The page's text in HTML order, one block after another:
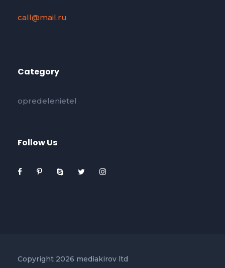
call@mail.ru
Category
opredelenietel
Follow Us
Copyright 2026 mediakirov ltd